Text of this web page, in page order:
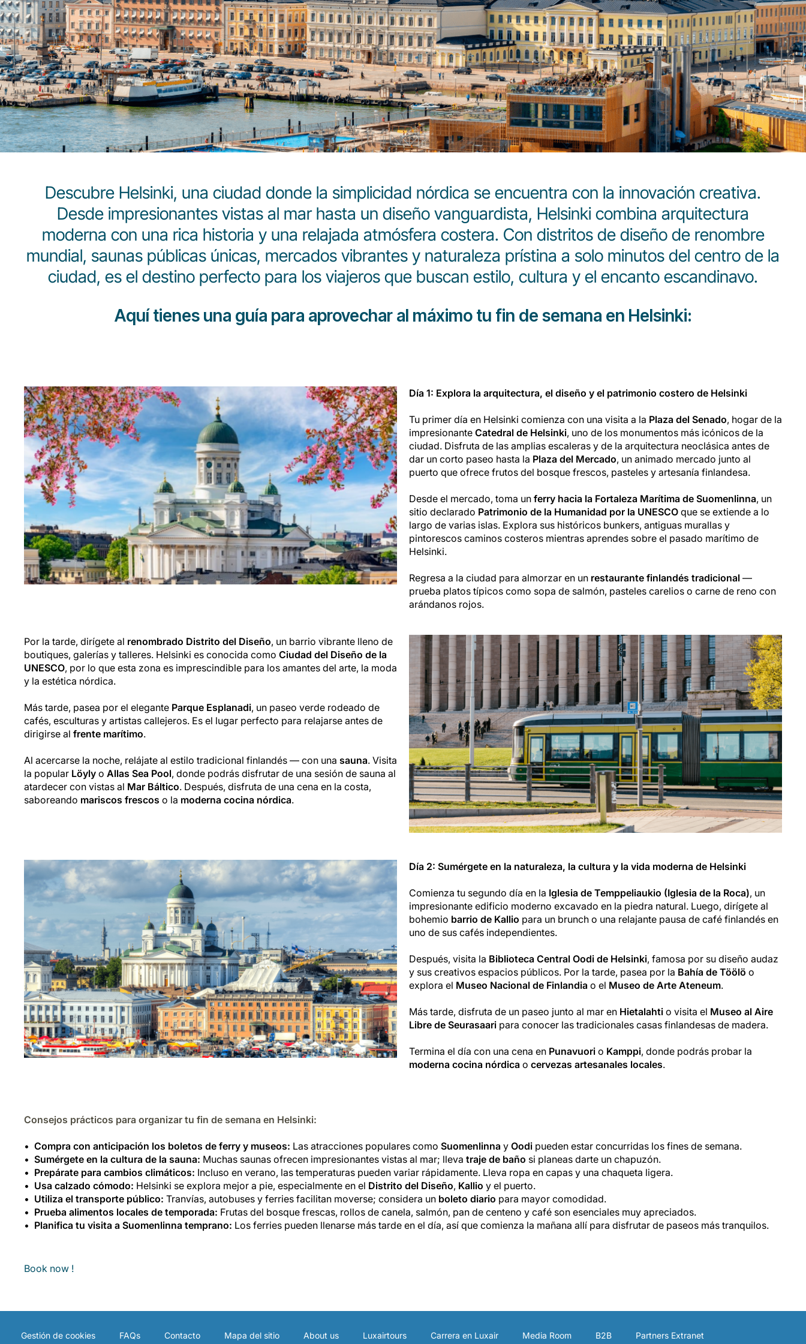
Descubre Helsinki, una ciudad donde la simplicidad nórdica se encuentra con la innovación creativa.
Desde impresionantes vistas al mar hasta un diseño vanguardista, Helsinki combina arquitectura
moderna con una rica historia y una relajada atmósfera costera. Con distritos de diseño de renombre
mundial, saunas públicas únicas, mercados vibrantes y naturaleza prístina a solo minutos del centro de la
ciudad, es el destino perfecto para los viajeros que buscan estilo, cultura y el encanto escandinavo.
Aquí tienes una guía para aprovechar al máximo tu fin de semana en Helsinki:
Día 1: Explora la arquitectura, el diseño y el patrimonio costero de Helsinki
Tu primer día en Helsinki comienza con una visita a la Plaza del Senado, hogar de la
impresionante Catedral de Helsinki, uno de los monumentos más icónicos de la
ciudad. Disfruta de las amplias escaleras y de la arquitectura neoclásica antes de
dar un corto paseo hasta la Plaza del Mercado, un animado mercado junto al
puerto que ofrece frutos del bosque frescos, pasteles y artesanía finlandesa.
Desde el mercado, toma un ferry hacia la Fortaleza Marítima de Suomenlinna, un
sitio declarado Patrimonio de la Humanidad por la UNESCO que se extiende a lo
largo de varias islas. Explora sus históricos bunkers, antiguas murallas y
pintorescos caminos costeros mientras aprendes sobre el pasado marítimo de
Helsinki.
Regresa a la ciudad para almorzar en un restaurante finlandés tradicional —
prueba platos típicos como sopa de salmón, pasteles carelios o carne de reno con
arándanos rojos.
Por la tarde, dirígete al renombrado Distrito del Diseño, un barrio vibrante lleno de
boutiques, galerías y talleres. Helsinki es conocida como Ciudad del Diseño de la
UNESCO, por lo que esta zona es imprescindible para los amantes del arte, la moda
y la estética nórdica.
Más tarde, pasea por el elegante Parque Esplanadi, un paseo verde rodeado de
cafés, esculturas y artistas callejeros. Es el lugar perfecto para relajarse antes de
dirigirse al frente marítimo.
Al acercarse la noche, relájate al estilo tradicional finlandés — con una sauna. Visita
la popular Löyly o Allas Sea Pool, donde podrás disfrutar de una sesión de sauna al
atardecer con vistas al Mar Báltico. Después, disfruta de una cena en la costa,
saboreando mariscos frescos o la moderna cocina nórdica.
Día 2: Sumérgete en la naturaleza, la cultura y la vida moderna de Helsinki
Comienza tu segundo día en la Iglesia de Temppeliaukio (Iglesia de la Roca), un
impresionante edificio moderno excavado en la piedra natural. Luego, dirígete al
bohemio barrio de Kallio para un brunch o una relajante pausa de café finlandés en
uno de sus cafés independientes.
Después, visita la Biblioteca Central Oodi de Helsinki, famosa por su diseño audaz
y sus creativos espacios públicos. Por la tarde, pasea por la Bahía de Töölö o
explora el Museo Nacional de Finlandia o el Museo de Arte Ateneum.
Más tarde, disfruta de un paseo junto al mar en Hietalahti o visita el Museo al Aire
Libre de Seurasaari para conocer las tradicionales casas finlandesas de madera.
Termina el día con una cena en Punavuori o Kamppi, donde podrás probar la
moderna cocina nórdica o cervezas artesanales locales.
Consejos prácticos para organizar tu fin de semana en Helsinki:
Compra con anticipación los boletos de ferry y museos: Las atracciones populares como Suomenlinna y Oodi pueden estar concurridas los fines de semana.
Sumérgete en la cultura de la sauna: Muchas saunas ofrecen impresionantes vistas al mar; lleva traje de baño si planeas darte un chapuzón.
Prepárate para cambios climáticos: Incluso en verano, las temperaturas pueden variar rápidamente. Lleva ropa en capas y una chaqueta ligera.
Usa calzado cómodo: Helsinki se explora mejor a pie, especialmente en el Distrito del Diseño, Kallio y el puerto.
Utiliza el transporte público: Tranvías, autobuses y ferries facilitan moverse; considera un boleto diario para mayor comodidad.
Prueba alimentos locales de temporada: Frutas del bosque frescas, rollos de canela, salmón, pan de centeno y café son esenciales muy apreciados.
Planifica tu visita a Suomenlinna temprano: Los ferries pueden llenarse más tarde en el día, así que comienza la mañana allí para disfrutar de paseos más tranquilos.
Book now !
Gestión de cookies FAQs Contacto Mapa del sitio About us Luxairtours Carrera en Luxair Media Room B2B
Partners Extranet